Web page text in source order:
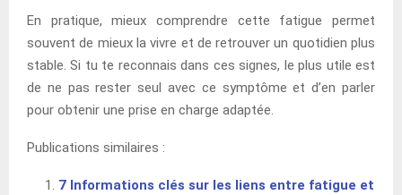
En pratique, mieux comprendre cette fatigue permet
souvent de mieux la vivre et de retrouver un quotidien plus
stable. Si tu te reconnais dans ces signes, le plus utile est
de ne pas rester seul avec ce symptôme et d’en parler
pour obtenir une prise en charge adaptée.
Publications similaires :
7 Informations clés sur les liens entre fatigue et